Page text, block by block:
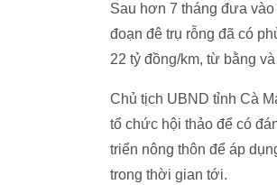
Sau hơn 7 tháng đưa
đoạn đê trụ rỗng đã có
22 tỷ đồng/km, từ bằng
Chủ tịch UBND tỉnh Cà
tổ chức hội thảo để có
triển nông thôn để áp
trong thời gian tới.